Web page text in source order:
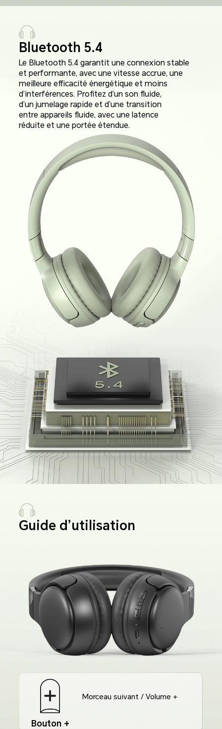
Bluetooth 5.4
Le Bluetooth 5.4 garantit une connexion stable
et performante, avec une vitesse accrue, une
meilleure efficacité énergétique et moins
d’interférences. Profitez d’un son fluide,
d’un jumelage rapide et d’une transition
entre appareils fluide, avec une latence
réduite et une portée étendue.
Guide d’utilisation
Bouton +
Morceau suivant / Volume +